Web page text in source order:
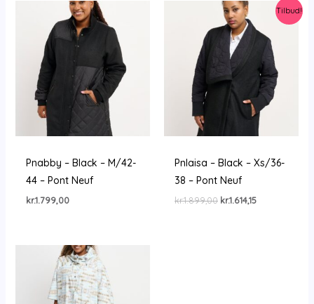
Pnabby – Black – M/42-
44 – Pont Neuf
kr.1.799,00
Tilbud!
Pnlaisa – Black – Xs/36-
38 – Pont Neuf
kr.1.899,00 Den
kr.1.614,15Den